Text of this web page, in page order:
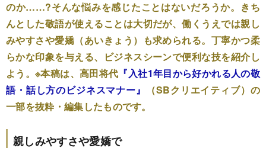
のか……?そんな悩みを感じたことはないだろうか。きち
んとした敬語が使えることは大切だが、働くうえでは親し
みやすさや愛嬌（あいきょう）も求められる。丁寧かつ柔
らかな印象を与える、ビジネスシーンで便利な技を紹介し
よう。※本稿は、高田将代 『入社1年目から好かれる人の敬
語・話し方のビジネスマナー』
（SBクリエイティブ）の
一部を抜粋・編集したものです。
親しみやすさや愛嬌で